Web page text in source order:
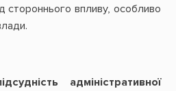
стороннього впливу, особливо
адміністративної